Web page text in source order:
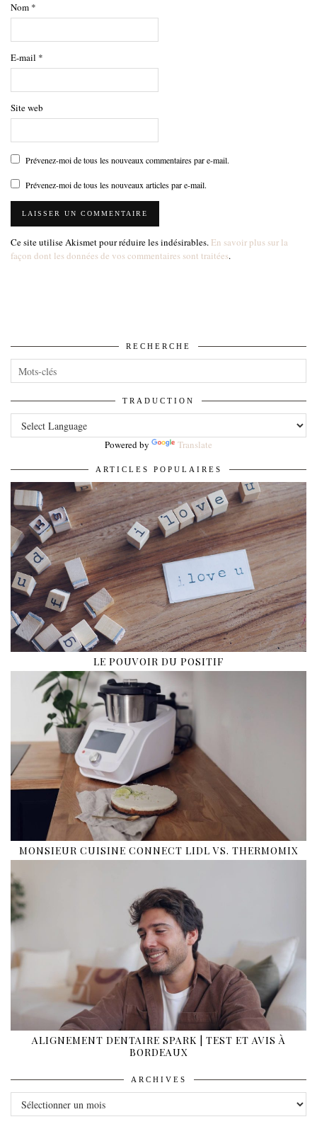
Nom *
E-mail *
Site web
Prévenez-moi de tous les nouveaux commentaires par e-mail.
Prévenez-moi de tous les nouveaux articles par e-mail.
Ce site utilise Akismet pour réduire les indésirables. En savoir plus sur la
façon dont les données de vos commentaires sont traitées.
RECHERCHE
TRADUCTION
Powered by Translate
ARTICLES POPULAIRES
LE POUVOIR DU POSITIF
MONSIEUR CUISINE CONNECT LIDL VS. THERMOMIX
ALIGNEMENT DENTAIRE SPARK | TEST ET AVIS À
BORDEAUX
ARCHIVES